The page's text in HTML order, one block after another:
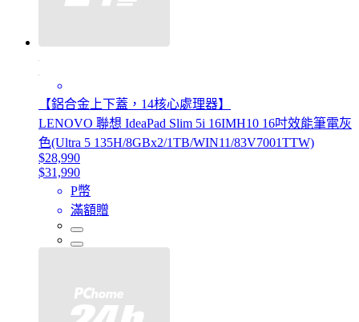
【鋁合金上下蓋，14核心處理器】
LENOVO 聯想 IdeaPad Slim 5i 16IMH10 16吋效能筆電灰
色(Ultra 5 135H/8GBx2/1TB/WIN11/83V7001TTW)
$28,990
$31,990
P幣
滿額贈